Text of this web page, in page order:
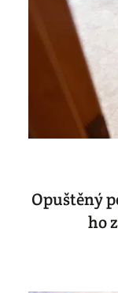
Opuštěný
ho